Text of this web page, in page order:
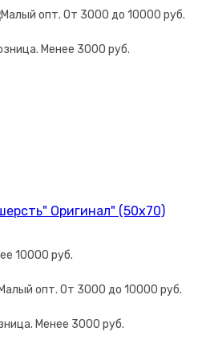
Оригинал" (50х70)